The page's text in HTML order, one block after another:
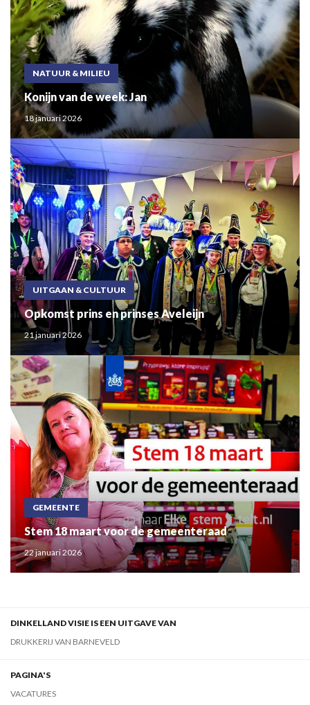
NATUUR & MILIEU
Konijn van de week: Jan
18 januari 2026
UITGAAN & CULTUUR
Opkomst prins en prinses Aveleijn
21 januari 2026
GEMEENTE
Stem 18 maart voor de gemeenteraad
22 januari 2026
DINKELLAND VISIE IS EEN UITGAVE VAN
DRUKKERIJ VAN BARNEVELD
PAGINA'S
VACATURES